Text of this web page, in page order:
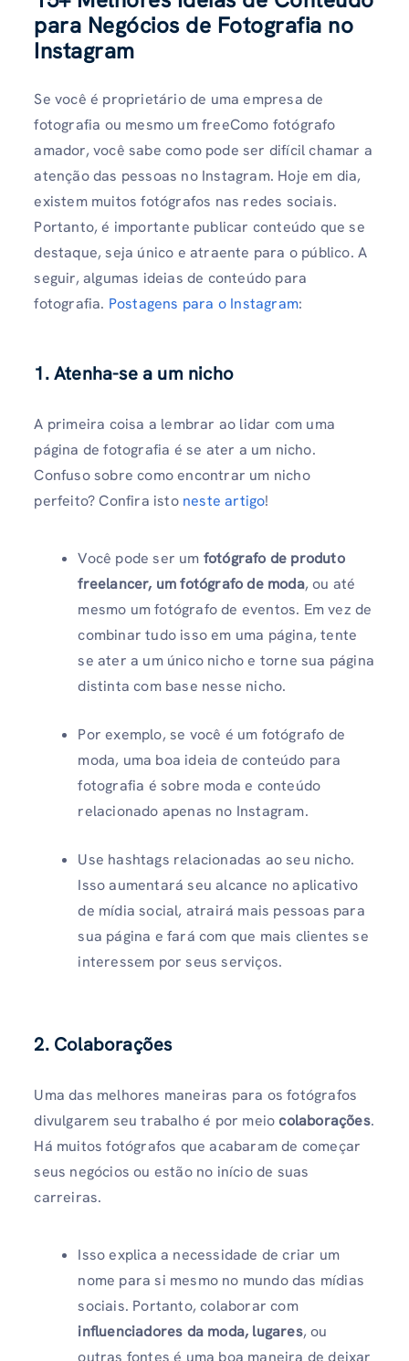
para Negócios de Fotografia no
Instagram
Se você é proprietário de uma empresa de
fotografia ou mesmo um freeComo fotógrafo
amador, você sabe como pode ser difícil chamar a
atenção das pessoas no Instagram. Hoje em dia,
existem muitos fotógrafos nas redes sociais.
Portanto, é importante publicar conteúdo que se
destaque, seja único e atraente para o público. A
seguir, algumas ideias de conteúdo para
fotografia. Postagens para o Instagram:
1. Atenha-se a um nicho
A primeira coisa a lembrar ao lidar com uma
página de fotografia é se ater a um nicho.
Confuso sobre como encontrar um nicho
perfeito? Confira isto neste artigo!
Você pode ser um fotógrafo de produto
freelancer, um fotógrafo de moda, ou até
mesmo um fotógrafo de eventos. Em vez de
combinar tudo isso em uma página, tente
se ater a um único nicho e torne sua página
distinta com base nesse nicho.
Por exemplo, se você é um fotógrafo de
moda, uma boa ideia de conteúdo para
fotografia é sobre moda e conteúdo
relacionado apenas no Instagram.
Use hashtags relacionadas ao seu nicho.
Isso aumentará seu alcance no aplicativo
de mídia social, atrairá mais pessoas para
sua página e fará com que mais clientes se
interessem por seus serviços.
2. Colaborações
Uma das melhores maneiras para os fotógrafos
divulgarem seu trabalho é por meiocolaborações.
Há muitos fotógrafos que acabaram de começar
seus negócios ou estão no início de suas
carreiras.
Isso explica a necessidade de criar um
nome para si mesmo no mundo das mídias
sociais. Portanto, colaborar com
influenciadores da moda, lugares, ou